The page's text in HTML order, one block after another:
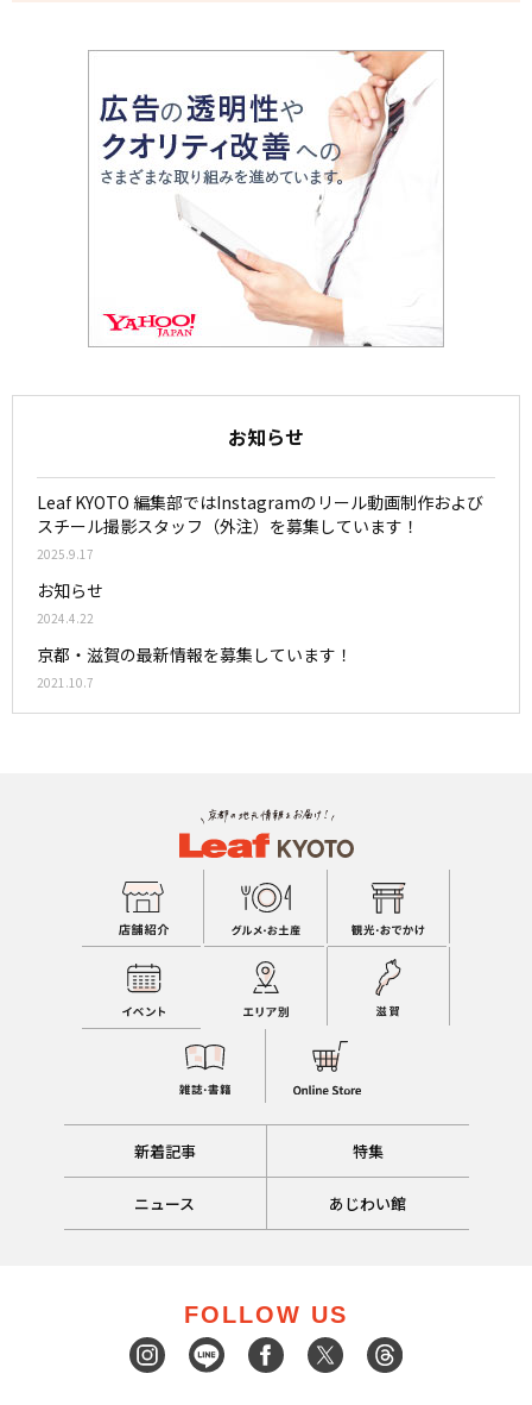
お知らせ
Leaf KYOTO 編集部ではInstagramのリール動画制作および
スチール撮影スタッフ（外注）を募集しています！
2025.9.17
お知らせ
2024.4.22
京都・滋賀の最新情報を募集しています！
2021.10.7
新着記事 特集
ニュース あじわい館
FOLLOW US